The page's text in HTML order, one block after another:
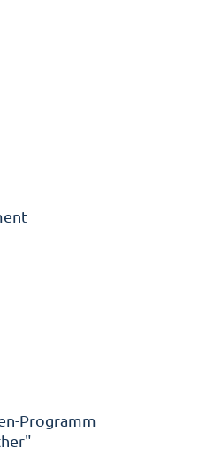
Programm